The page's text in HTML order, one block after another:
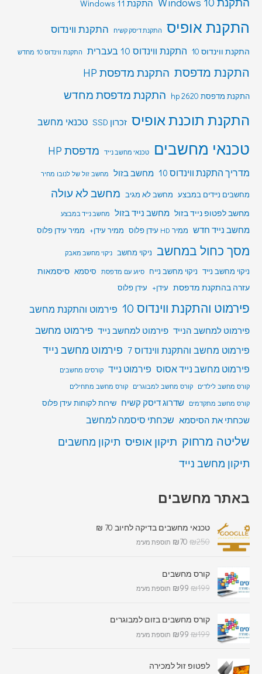
התקנת Windows 11
התקנת אופיס התקנת דיסק קשיח התקנת ווינדוס
התקנת ווינדוס 10 התקנת ווינדוס 10 בעברית התקנת ווינדוס 10 מחדש
התקנת מדפסת התקנת מדפסת HP
התקנת מדפסת hp 2620 התקנת מדפסת מחדש
התקנת תוכנת אופיס זכרון SSD טכנאי מחשב
טכנאי מחשבים טכנאי מחשב נייד מדפסת HP
מדריך התקנת ווינדוס 10 מחשב בזול מחשב זול של לנובו מחיר
מחשבים ניידים במבצע מחשב לא מגיב מחשב לא עולה
מחשב לפטופ נייד בזול מחשב נייד בזול מחשב נייד במבצע
מחשב נייד חדש ממיר HD עידן פלוס ממיר עידן+ ממיר עידן פלוס
מסך כחול במחשב ניקוי מחשב ניקוי מחשב מאבק
ניקוי מחשב נייד ניקוי מחשב נייח סיוע עם מדפסת סיסמא סיסמאות
עזרה בהתקנת מדפסת עידן+ עידן פלוס
פירמוט והתקנת ווינדוס 10 פירמוט והתקנת מחשב
פירמוט למחשב הנייד פירמוט למחשב נייד פירמוט מחשב
פירמוט מחשב והתקנת ווינדוס 7
פירמוט מחשב נייד
פירמוט מחשב נייד אסוס פירמוט נייד קורסים מחשבים
קורס מחשב לילדים
קורס מחשב למבוגרים
קורס מחשב מתחילים
קורס מחשב מתקדמים
שדרוג דיסק קשיח שירות לקוחות עידן פלוס
שכחתי את הסיסמא שכחתי סיסמה למחשב
שליטה מרחוק תיקון אופיס תיקון מחשבים
תיקון מחשב נייד
באתר מחשבים
טכנאי מחשבים בדיקה לחיוב 70 ₪
₪250
₪70 תוספת מע"מ
קורס מחשבים
₪199
₪99 תוספת מע"מ
קורס מחשבים בזום למבוגרים
₪199
₪99 תוספת מע"מ
לפטופ זול למכירה